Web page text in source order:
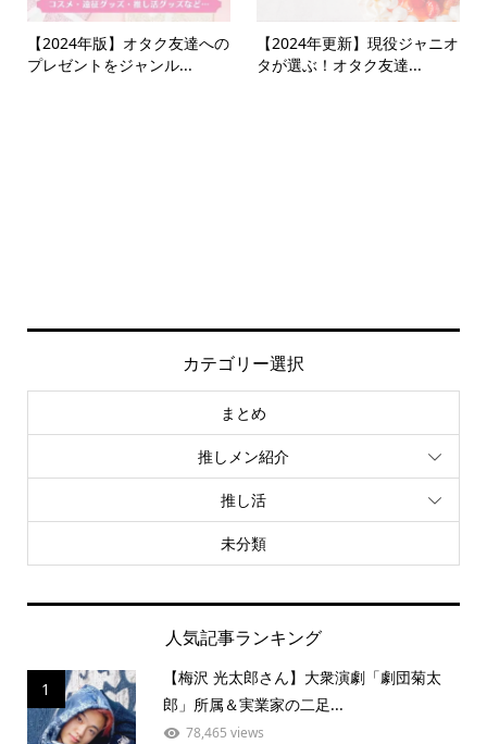
【2024年版】オタク友達への
プレゼントをジャンル...
【2024年更新】現役ジャニオ
タが選ぶ！オタク友達...
カテゴリー選択
まとめ
推しメン紹介
推し活
未分類
人気記事ランキング
1
【梅沢 光太郎さん】大衆演劇「劇団菊太
郎」所属＆実業家の二足...
78,465 views